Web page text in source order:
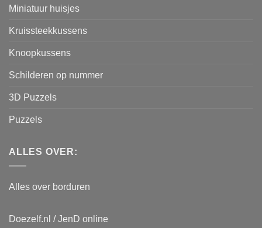
Miniatuur huisjes
Kruissteekkussens
Knoopkussens
Schilderen op nummer
3D Puzzels
Puzzels
ALLES OVER:
Alles over borduren
Doezelf.nl / JenD online